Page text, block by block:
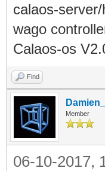
calaos-
wago
Calaos-os
Find
Member
06-10-2017,